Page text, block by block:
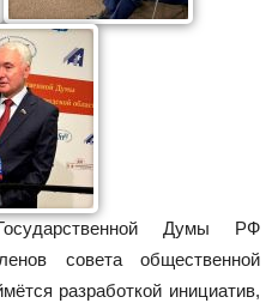
Думы РФ
совета общественной
разработкой инициатив,